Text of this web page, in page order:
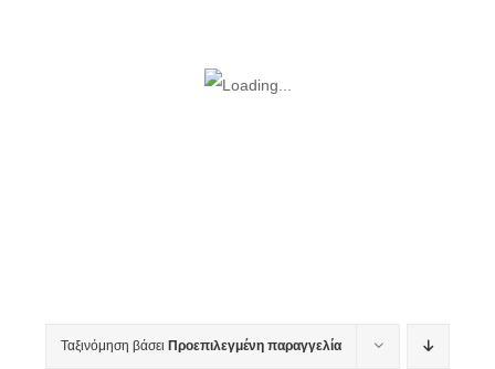
Ταξινόμηση βάσει Προεπιλεγμένη παραγγελία